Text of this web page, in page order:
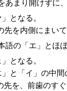
あまり開けずに
となる。
先を内側にまい
語の「エ」とほ
となる。
」と「イ」の中
先を、前歯のす